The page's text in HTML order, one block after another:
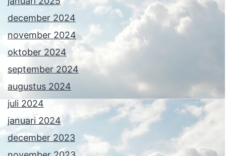
december 2024
november 2024
oktober 2024
september 2024
augustus 2024
juli 2024
januari 2024
december 2023